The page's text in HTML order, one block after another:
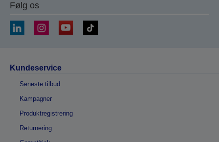
Følg os
Kundeservice
Seneste tilbud
Kampagner
Produktregistrering
Returnering